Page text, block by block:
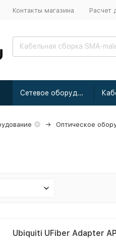
Контакты магазина Расчет
Сетевое оборудование
Оптическое
Ubiquiti UFiber Adapter